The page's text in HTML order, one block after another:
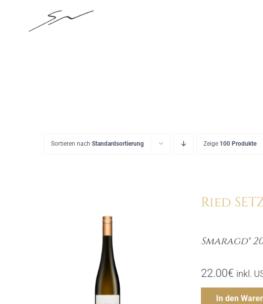
Sortieren nach Standardsortierung Zeige 100 Produkte
Ried
Smaragd®
22.00€ inkl.
In den